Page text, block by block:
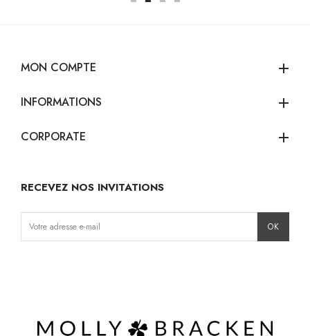
MON COMPTE add
INFORMATIONS add
CORPORATE add
RECEVEZ NOS INVITATIONS